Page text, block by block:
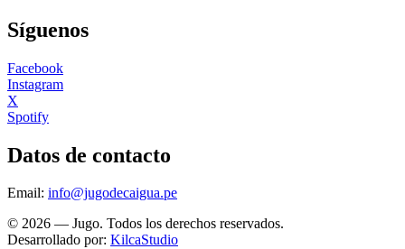
Síguenos
Facebook
Instagram
X
Spotify
Datos de contacto
Email: info@jugodecaigua.pe
© 2026 — Jugo. Todos los derechos reservados.
Desarrollado por: KilcaStudio